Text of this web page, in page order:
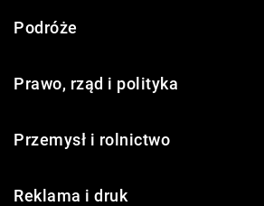
Podróże
Prawo, rząd i polityka
Przemysł i rolnictwo
Reklama i druk